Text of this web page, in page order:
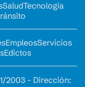
SaludTecnología
EmpleosServicios
Edictos
2003 - Dirección: